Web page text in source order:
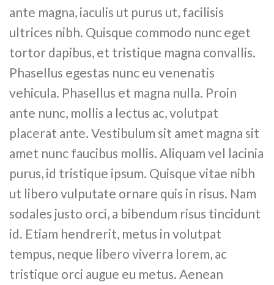
ante magna, iaculis ut purus ut, facilisis
ultrices nibh. Quisque commodo nunc eget
tortor dapibus, et tristique magna convallis.
Phasellus egestas nunc eu venenatis
vehicula. Phasellus et magna nulla. Proin
ante nunc, mollis a lectus ac, volutpat
placerat ante. Vestibulum sit amet magna sit
amet nunc faucibus mollis. Aliquam vel lacinia
purus, id tristique ipsum. Quisque vitae nibh
ut libero vulputate ornare quis in risus. Nam
sodales justo orci, a bibendum risus tincidunt
id. Etiam hendrerit, metus in volutpat
tempus, neque libero viverra lorem, ac
tristique orci augue eu metus. Aenean